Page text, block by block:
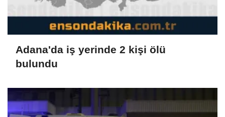
Adana'da iş yerinde 2 kişi ölü
bulundu